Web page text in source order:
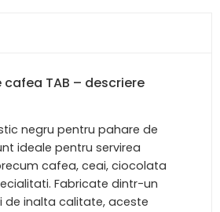
TAB – descriere
negru pentru pahare de
ideale pentru servirea
cafea, ceai, ciocolata
Fabricate dintr-un
de inalta calitate, aceste